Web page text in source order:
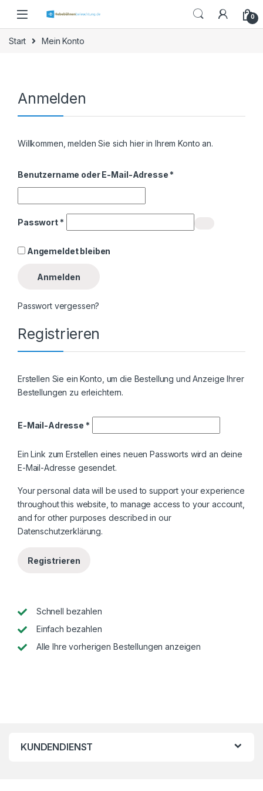
0
Start Mein Konto
Anmelden
Willkommen, melden Sie sich hier in Ihrem Konto an.
Benutzername oder E-Mail-Adresse *
Passwort *Erforderlich
Angemeldet bleiben
Anmelden
Passwort vergessen?
Registrieren
Erstellen Sie ein Konto, um die Bestellung und Anzeige Ihrer
Bestellungen zu erleichtern.
E-Mail-Adresse *Erforderlich
Ein Link zum Erstellen eines neuen Passworts wird an deine
E-Mail-Adresse gesendet.
Your personal data will be used to support your experience
throughout this website, to manage access to your account,
and for other purposes described in our
Datenschutzerklärung.
Registrieren
Schnell bezahlen
Einfach bezahlen
Alle Ihre vorherigen Bestellungen anzeigen
KUNDENDIENST